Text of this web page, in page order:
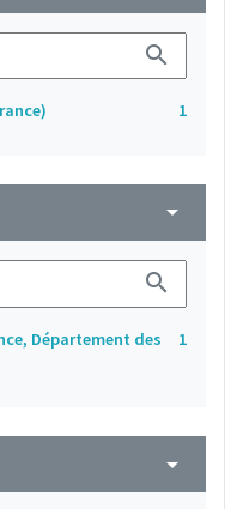
search
1
arrow_drop_down
search
Département des
1
arrow_drop_down